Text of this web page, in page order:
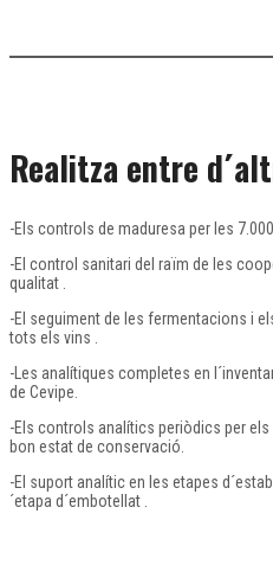
Realitza entre
-Els controls de maduresa per les
-El control sanitari del raïm de les
qualitat .
-El seguiment de les fermentacions i
tots els vins .
-Les analítiques completes en
de Cevipe.
-Els controls analítics periòdics per els
bon estat de conservació.
-El suport analític en les etapes
´etapa d´embotellat .